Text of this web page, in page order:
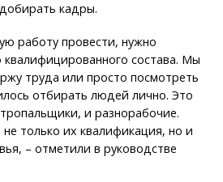
кадры.
работу провести, нужно
квалифицированного состава. Мы
труда или просто посмотреть
отбирать людей лично. Это
и разнорабочие.
только их квалификация, но и
– отметили в руководстве